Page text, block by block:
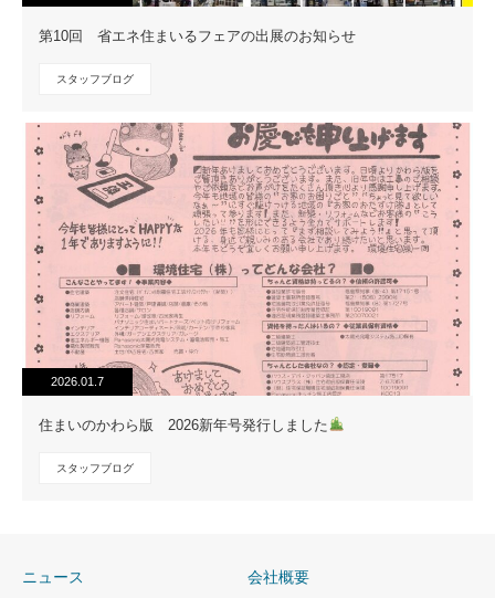
第10回 省エネ住まいるフェアの出展のお知らせ
スタッフブログ
2026.01.7
住まいのかわら版 2026新年号発行しました
スタッフブログ
ニュース 会社概要